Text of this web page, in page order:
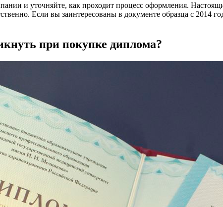
и уточняйте, как проходит процесс оформления.
Если вы заинтересованы в документе образца с 2014
при покупке диплома?